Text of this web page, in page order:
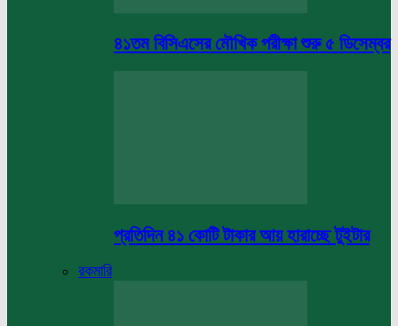
৪১তম বিসিএসের মৌখিক পরীক্ষা শুরু ৫ ডিসেম্বর
প্রতিদিন ৪১ কোটি টাকার আয় হারাচ্ছে টুইটার
রকমারি